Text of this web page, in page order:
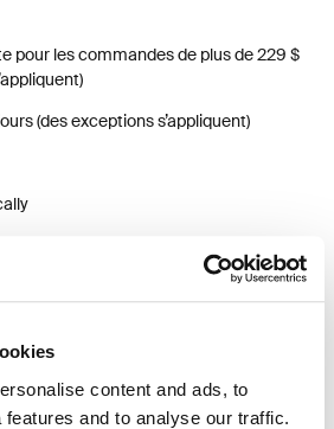
content and ads, to
and to analyse our traffic.
pour les commandes de plus de 229 $
(des exceptions s’appliquent)
sur mesure pour installer un
d’un profil en T ou
support de toit à installation